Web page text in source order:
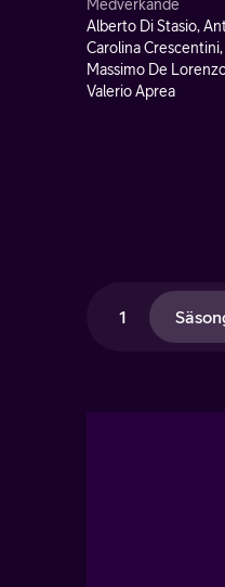
Medverkande
Alberto Di Stasio,
Carolina
Massimo De
Valerio Aprea
1